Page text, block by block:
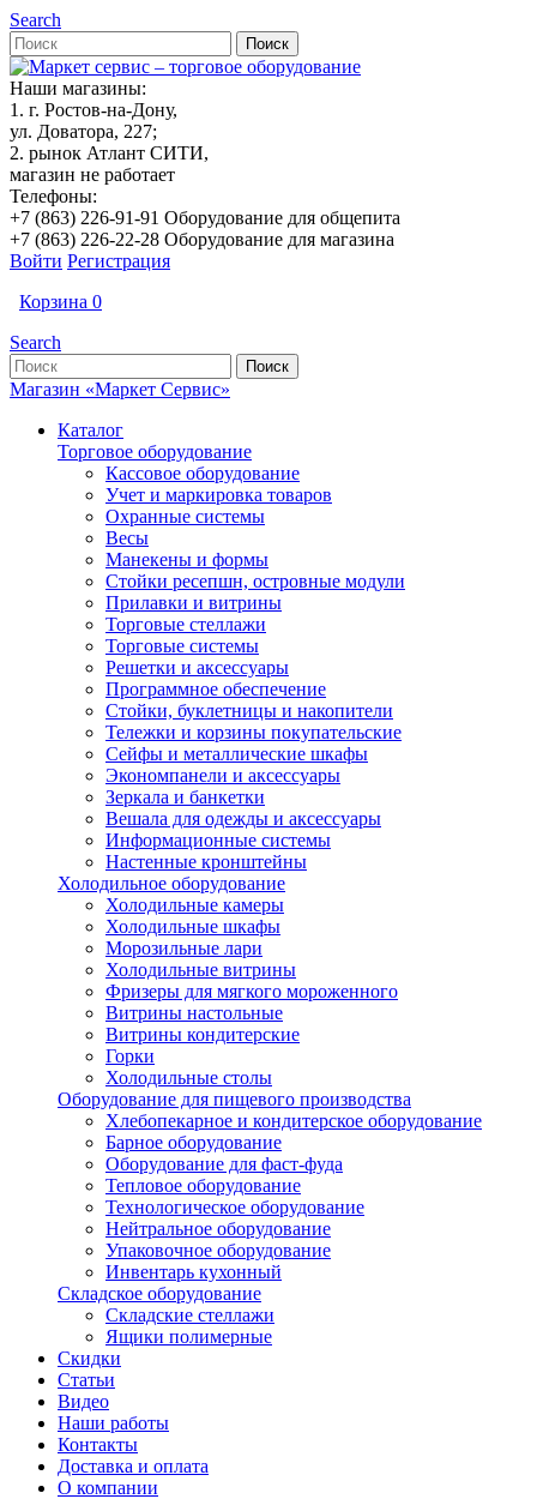
Search
Наши магазины:
1. г. Ростов-на-Дону,
ул. Доватора, 227;
2. рынок Атлант СИТИ,
магазин не работает
Телефоны:
+7 (863) 226-91-91 Оборудование для общепита
+7 (863) 226-22-28 Оборудование для магазина
Войти Регистрация
Корзина 0
Search
Магазин «Маркет Сервис»
Каталог
Торговое оборудование
Кассовое оборудование
Учет и маркировка товаров
Охранные системы
Весы
Манекены и формы
Стойки ресепшн, островные модули
Прилавки и витрины
Торговые стеллажи
Торговые системы
Решетки и аксессуары
Программное обеспечение
Стойки, буклетницы и накопители
Тележки и корзины покупательские
Сейфы и металлические шкафы
Экономпанели и аксессуары
Зеркала и банкетки
Вешала для одежды и аксессуары
Информационные системы
Настенные кронштейны
Холодильное оборудование
Холодильные камеры
Холодильные шкафы
Морозильные лари
Холодильные витрины
Фризеры для мягкого мороженного
Витрины настольные
Витрины кондитерские
Горки
Холодильные столы
Оборудование для пищевого производства
Хлебопекарное и кондитерское оборудование
Барное оборудование
Оборудование для фаст-фуда
Тепловое оборудование
Технологическое оборудование
Нейтральное оборудование
Упаковочное оборудование
Инвентарь кухонный
Складское оборудование
Складские стеллажи
Ящики полимерные
Скидки
Статьи
Видео
Наши работы
Контакты
Доставка и оплата
О компании